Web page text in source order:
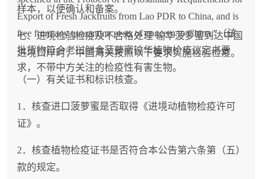
Export of Fresh Jackfruits from Lao PDR to China, and is
free from any quarantine pests of concern to China.”（该
批货物符合老挝鲜食菠萝蜜输华植物检疫议定书要
求，不带中方关注的检疫性有害生物。
样本，以便确认和备案。
七、进境检验检疫及不合格处理 输华菠萝蜜到达中国
进境口岸时，中国海关按照以下要求实施检验检疫。
（一）有关证书和标识核查。
1．核查进口菠萝蜜是否取得《进境动植物检疫许可
证》。
2．核查植物检疫证书是否符合本公告第六条第（五）
款的规定。